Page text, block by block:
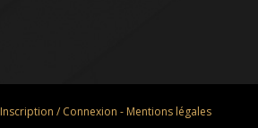
Inscription / Connexion - Mentions légales